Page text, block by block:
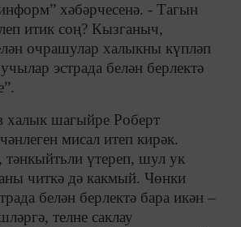
хәбәрчесенә. - Тагын
итик соң? Кызганыч,
очрашулар халыкны күпләп
эстрада белән берлектә
халык шагыйре Роберт
мисал итеп кирәк.
тәнкыйтьли үтереп, шул ук
читкә дә какмый. Чөнки
белән берлектә бара икән –
телне саклау